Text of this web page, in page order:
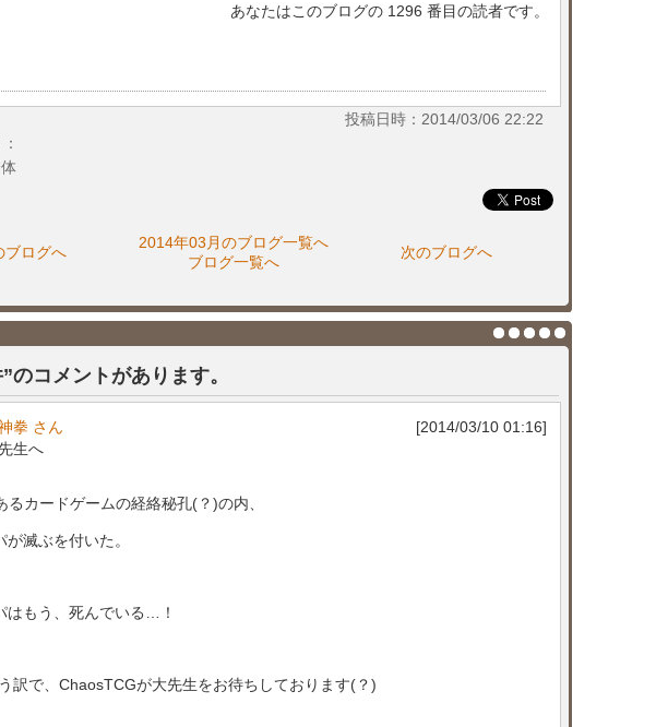
あなたはこのブログの 1296 番目の読者です。
投稿日時：2014/03/06 22:22
ブログへ
2014年03月のブログ一覧へ
ブログ一覧へ
次のブログへ
のコメントがあります。
拳 さん
[2014/03/10 01:16]
生へ
るカードゲームの経絡秘孔(？)の内、
が滅ぶを付いた。
はもう、死んでいる…！
訳で、ChaosTCGが大先生をお待ちしております(？)